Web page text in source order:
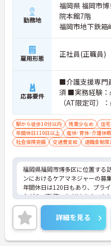
勤務地
福岡県 福岡市
院本館7階
福岡市地下鉄箱
7分
雇用形態 正社員(正職員)
応募要件
■介護支援専門
須 ■実務経験
（AT限定可）
駅から徒歩10分以内 残業少なめ 住
年間休日110日以上
産休･育休･介護休
社会保険完備
交通費支給 退職金制度
福岡県福岡市博多区に位置する
ンにおけるケアマネジャーの募集
年間休日は120日もあり、プラ
ながらご勤務いただけます。ま
の支給実績があり、頑張りがき
場です。
ご興味のある方には、面接対策
に詳細をお話しいたしますので
さい！
詳細を見る